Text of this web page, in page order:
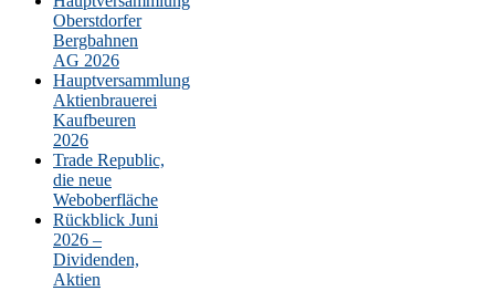
Oberstdorfer
Bergbahnen
AG 2026
Hauptversammlung
Aktienbrauerei
Kaufbeuren
2026
Trade Republic,
die neue
Weboberfläche
Rückblick Juni
2026 –
Dividenden,
Aktien